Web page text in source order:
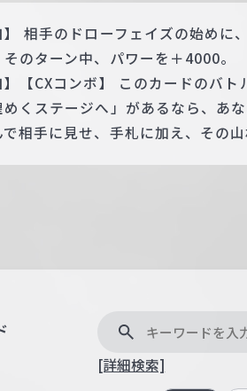
】 相手のドローフェイズの始め
そのターン中、パワーを＋4000。
】【CXコンボ】 このカードのバ
めくステージへ」があるなら、
相手に見せ、手札に加え、その山
[詳細検索]